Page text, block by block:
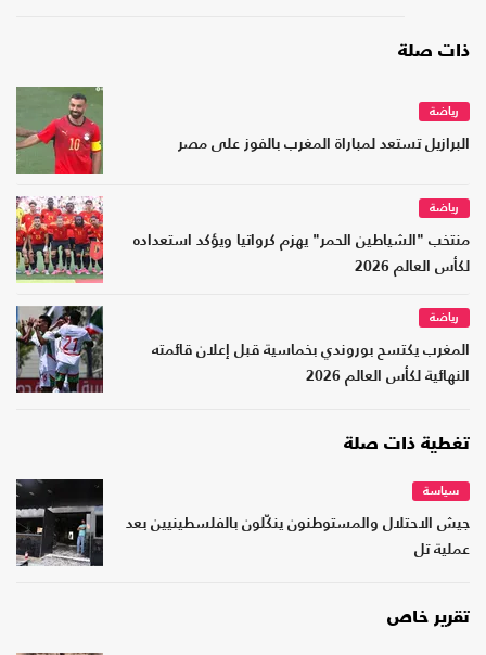
ذات صلة
رياضة
البرازيل تستعد لمباراة المغرب بالفوز على مصر
رياضة
منتخب "الشياطين الحمر" يهزم كرواتيا ويؤكد استعداده
لكأس العالم 2026
رياضة
المغرب يكتسح بوروندي بخماسية قبل إعلان قائمته
النهائية لكأس العالم 2026
تغطية ذات صلة
سياسة
جيش الاحتلال والمستوطنون ينكّلون بالفلسطينيين بعد
عملية تل
تقرير خاص